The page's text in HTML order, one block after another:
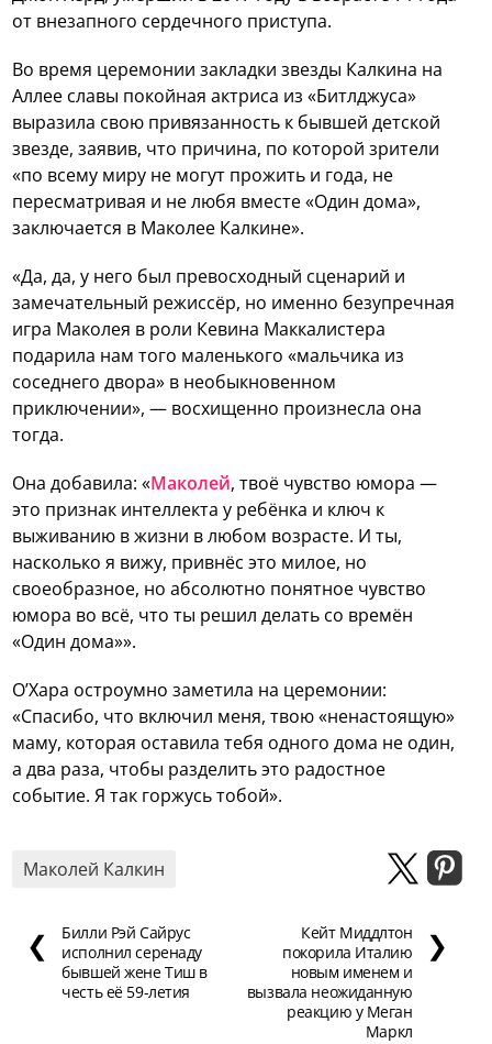
от внезапного сердечного приступа.
Во время церемонии закладки звезды Калкина на
Аллее славы покойная актриса из «Битлджуса»
выразила свою привязанность к бывшей детской
звезде, заявив, что причина, по которой зрители
«по всему миру не могут прожить и года, не
пересматривая и не любя вместе «Один дома»,
заключается в Маколее Калкине».
«Да, да, у него был превосходный сценарий и
замечательный режиссёр, но именно безупречная
игра Маколея в роли Кевина Маккалистера
подарила нам того маленького «мальчика из
соседнего двора» в необыкновенном
приключении», — восхищенно произнесла она
тогда.
Она добавила: «Маколей, твоё чувство юмора —
это признак интеллекта у ребёнка и ключ к
выживанию в жизни в любом возрасте. И ты,
насколько я вижу, привнёс это милое, но
своеобразное, но абсолютно понятное чувство
юмора во всё, что ты решил делать со времён
«Один дома»».
О’Хара остроумно заметила на церемонии:
«Спасибо, что включил меня, твою «ненастоящую»
маму, которая оставила тебя одного дома не один,
а два раза, чтобы разделить это радостное
событие. Я так горжусь тобой».
Маколей Калкин
❮
Билли Рэй Сайрус
исполнил серенаду
бывшей жене Тиш в
честь её 59-летия
Кейт Миддлтон
покорила Италию
новым именем и
вызвала неожиданную
реакцию у Меган
Маркл
❯